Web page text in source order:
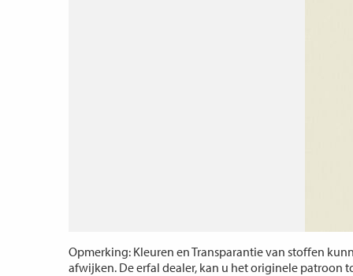
Opmerking: Kleuren en Transparantie van stoffen
afwijken. De erfal dealer, kan u het originele patroon